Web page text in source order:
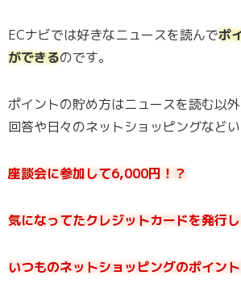
ECナビでは好きなニュースを読んでポ
ができるのです。
ポイントの貯め方はニュースを読む以
回答や日々のネットショッピングなどい
座談会に参加して6,000円！？
気になってたクレジットカードを発行
いつものネットショッピングのポイン